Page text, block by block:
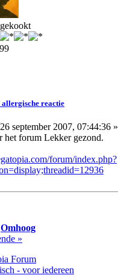
reactie
26 september 2007, 07:44:36 »
het forum Lekker gezond.
forum/index.php?
Omhoog
»
Forum
- voor iedereen